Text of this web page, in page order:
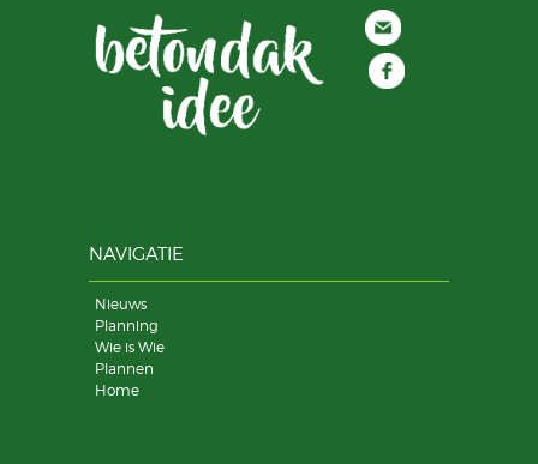
NAVIGATIE
Nieuws
Planning
Wie is Wie
Plannen
Home